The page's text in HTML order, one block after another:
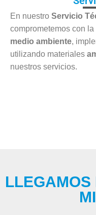
En nuestro Servicio
comprometemos con la
medio ambiente,
utilizando materiales
nuestros servicios.
LLEGAMOS